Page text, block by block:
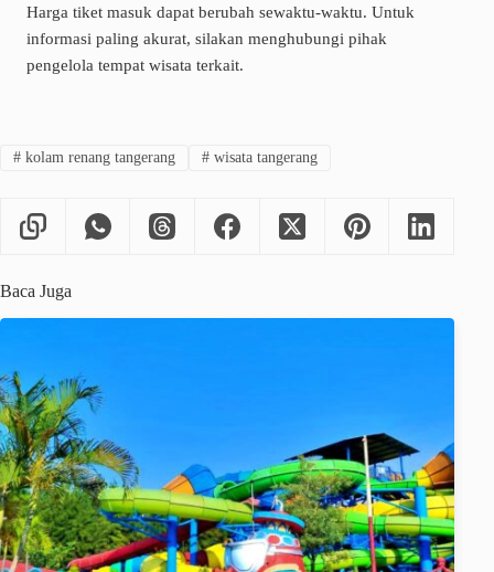
Harga tiket masuk dapat berubah sewaktu-waktu. Untuk
informasi paling akurat, silakan menghubungi pihak
pengelola tempat wisata terkait.
#kolam renang tangerang #wisata tangerang
Baca Juga